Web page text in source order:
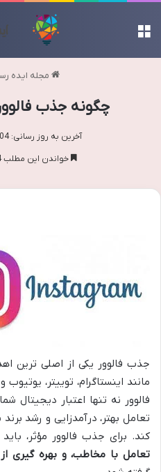
مجله ایده
چگونه جذب
آخرین به روز رسانی: 10/09/1404
خواندن این مطلب 4 دقیقه زمان میبرد
جذب فالوور یکی از اصلی ترین
مانند اینستاگرام، توییتر،
فالوور نه تنها اعتبار دیجیتال
تعامل بهتر، درآمدزایی و رشد
کند. برای جذب فالوور مؤثر، باید
تعامل با مخاطب، و بهره گیری